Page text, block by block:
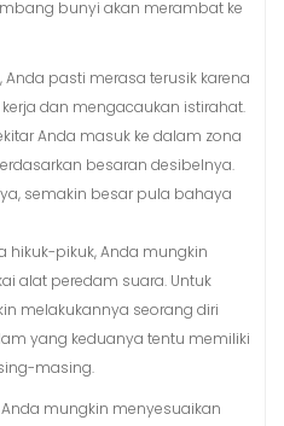
bunyi akan merambat ke
pasti merasa terusik karena
dan mengacaukan istirahat.
Anda masuk ke dalam zona
besaran desibelnya.
semakin besar pula bahaya
hikuk-pikuk, Anda mungkin
alat peredam suara. Untuk
melakukannya seorang diri
yang keduanya tentu memiliki
masing.
mungkin menyesuaikan